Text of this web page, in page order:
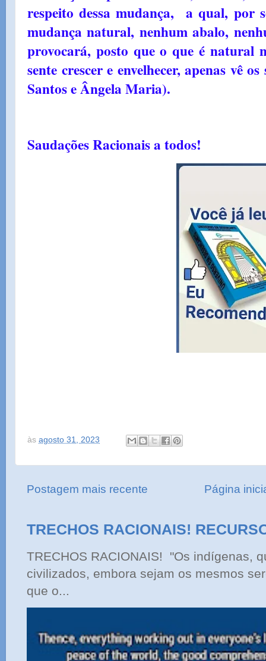
respeito dessa mudança, a qual, por
mudança natural, nenhum abalo,
provocará, posto que o que é natural
sente crescer e envelhecer, apenas vê
Santos e Ângela Maria).
Saudações Racionais a todos!
às agosto 31, 2023
Postagem mais recente Página
TRECHOS RACIONAIS!
TRECHOS RACIONAIS! "Os indígenas,
civilizados, embora sejam os mesmos
que o...